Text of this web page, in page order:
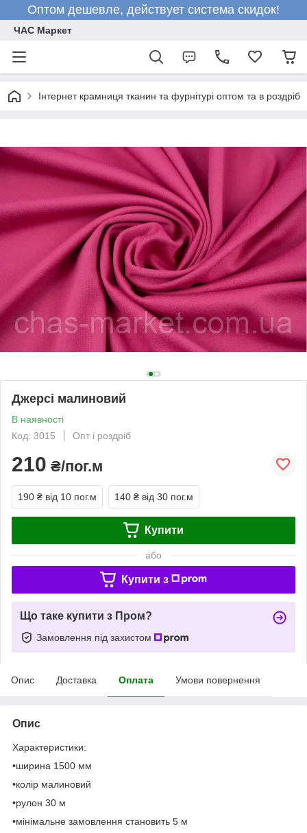
Оптом дешевле, действует система скидок!
ЧАС Маркет
Інтернет крамниця тканин та фурнітурі оптом та в роздріб
Джерсі малиновий
В наявності
Код: 3015
Опт і роздріб
210 ₴/пог.м
190 ₴ від 10 пог.м 140 ₴ від 30 пог.м
Купити
або
Купити з
Що таке купити з Пром?
Замовлення під захистом
Опис Доставка Оплата Умови повернення
Опис
Характеристики:
•ширина 1500 мм
•колір малиновий
•рулон 30 м
•мінімальне замовлення становить 5 м